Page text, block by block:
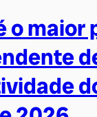
o maior